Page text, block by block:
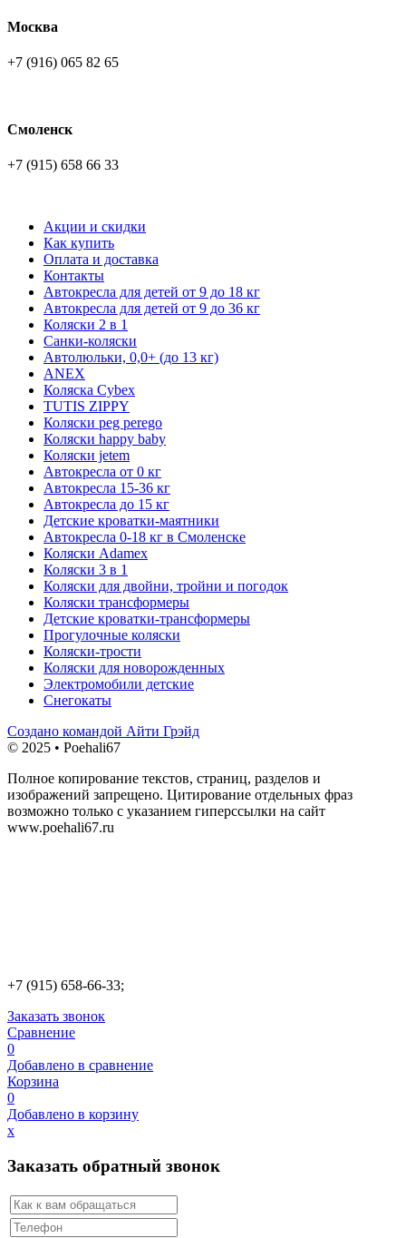
Москва
+7 (916) 065 82 65
Смоленск
+7 (915) 658 66 33
Акции и скидки
Как купить
Оплата и доставка
Контакты
Автокресла для детей от 9 до 18 кг
Автокресла для детей от 9 до 36 кг
Коляски 2 в 1
Санки-коляски
Автолюльки, 0,0+ (до 13 кг)
ANEX
Коляска Cybex
TUTIS ZIPPY
Коляски peg perego
Коляски happy baby
Коляски jetem
Автокресла от 0 кг
Автокресла 15-36 кг
Автокресла до 15 кг
Детские кроватки-маятники
Автокресла 0-18 кг в Смоленске
Коляски Adamex
Коляски 3 в 1
Коляски для двойни, тройни и погодок
Коляски трансформеры
Детские кроватки-трансформеры
Прогулочные коляски
Коляски-трости
Коляски для новорожденных
Электромобили детские
Снегокаты
Создано командой Айти Грэйд
© 2025 • Poehali67
Полное копирование текстов, страниц, разделов и
изображений запрещено. Цитирование отдельных фраз
возможно только с указанием гиперссылки на сайт
www.poehali67.ru
+7 (915) 658-66-33;
Заказать звонок
Сравнение
0
Добавлено в сравнение
Корзина
0
Добавлено в корзину
х
Заказать обратный звонок